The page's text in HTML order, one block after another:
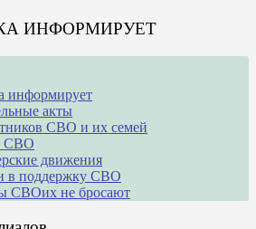
ИНФОРМИРУЕТ
информирует
акты
СВО и их семей
СВО
движения
в поддержку СВО
СВОих не бросают